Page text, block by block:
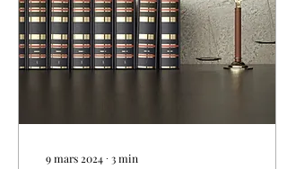
9 mars 2024 ∙ 3min